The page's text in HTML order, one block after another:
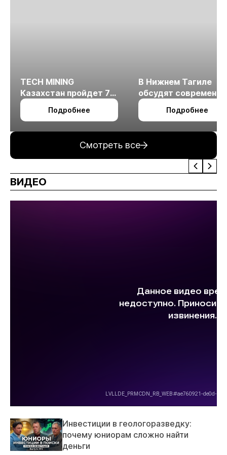
TECH MINING
Казахстан пройдет 7
октября в Алматы
Подробнее
В Нижнем Тагиле
обсудят
технологии
измельчения
Подробнее
Смотреть все
ВИДЕО
Инвестиции в геологоразведку:
почему юниорам сложно найти
деньги